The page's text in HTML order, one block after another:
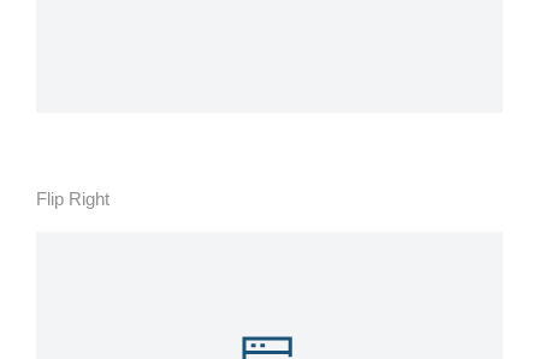
Flip Right